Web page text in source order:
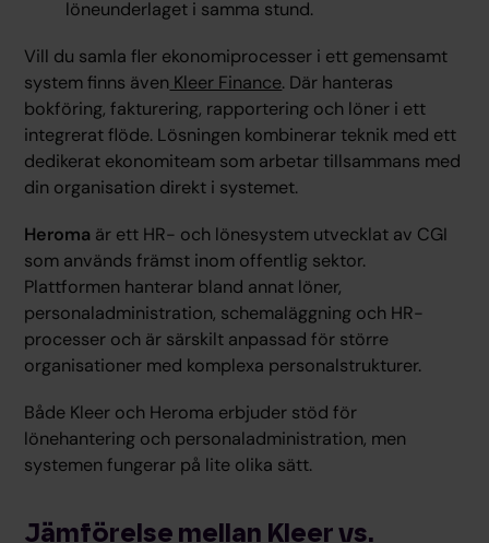
löneunderlaget i samma stund.
Vill du samla fler ekonomiprocesser i ett gemensamt
system finns även Kleer Finance. Där hanteras
bokföring, fakturering, rapportering och löner i ett
integrerat flöde. Lösningen kombinerar teknik med ett
dedikerat ekonomiteam som arbetar tillsammans med
din organisation direkt i systemet.
Heroma är ett HR- och lönesystem utvecklat av CGI
som används främst inom offentlig sektor.
Plattformen hanterar bland annat löner,
personaladministration, schemaläggning och HR-
processer och är särskilt anpassad för större
organisationer med komplexa personalstrukturer.
Både Kleer och Heroma erbjuder stöd för
lönehantering och personaladministration, men
systemen fungerar på lite olika sätt.
Jämförelse mellan Kleer vs.